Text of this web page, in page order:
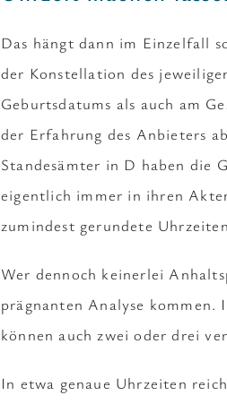
Das hängt dann im Einzelfall
der Konstellation des
Geburtsdatums als auch am
der Erfahrung des Anbieters
Standesämter in D haben die
eigentlich immer in ihren
zumindest gerundete
Wer dennoch keinerlei
prägnanten Analyse kommen.
können auch zwei oder drei
In etwa genaue Uhrzeiten